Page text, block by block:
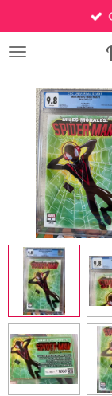
direct
naar
hoofdinhoud